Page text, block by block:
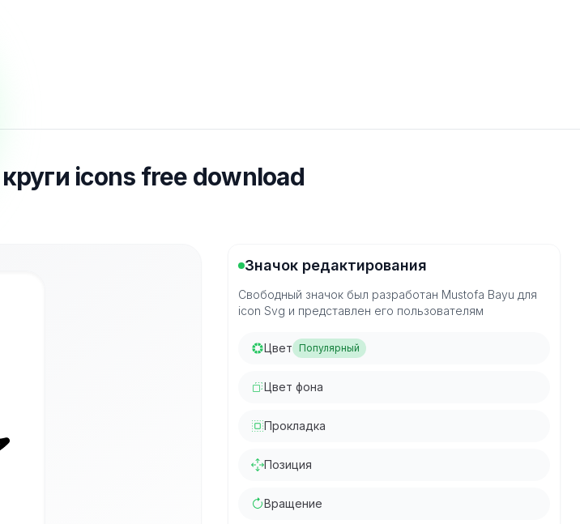
icons free download
Значок редактирования
Свободный значок был разработан Mustofa Bayu для
icon Svg и представлен его пользователям
Цвет Популярный
Цвет фона
Прокладка
Позиция
Вращение